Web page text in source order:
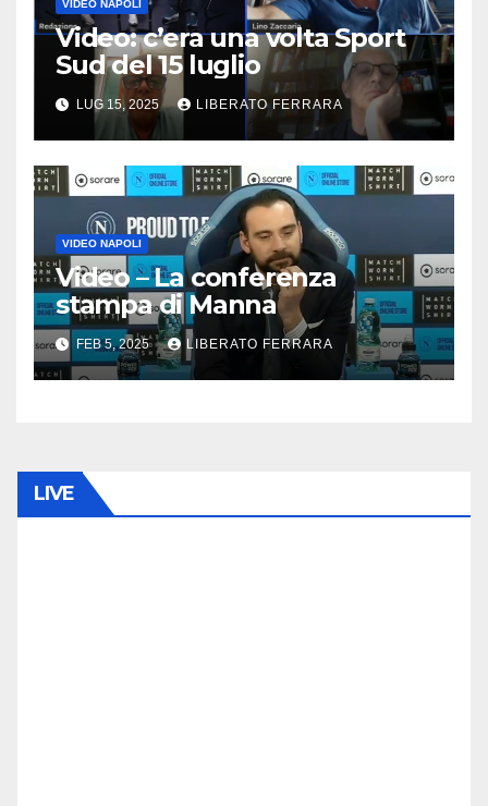
VIDEO NAPOLI
Video: c’era una volta Sport
Sud del 15 luglio
LUG 15, 2025 LIBERATO FERRARA
VIDEO NAPOLI
Video – La conferenza
stampa di Manna
FEB 5, 2025 LIBERATO FERRARA
LIVE